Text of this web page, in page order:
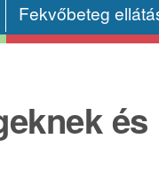
Fekvőbeteg